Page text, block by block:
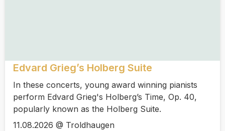
Edvard Grieg’s Holberg Suite
In these concerts, young award winning pianists
perform Edvard Grieg's Holberg’s Time, Op. 40,
popularly known as the Holberg Suite.
11.08.2026 @ Troldhaugen